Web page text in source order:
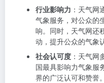
行业影响力 ：天气网
气象服务，对公众的
响。同时，天气网还
动，提升公众的气象
社会认可度 ：天气网
国最具影响力气象服
界的广泛认可和赞誉。